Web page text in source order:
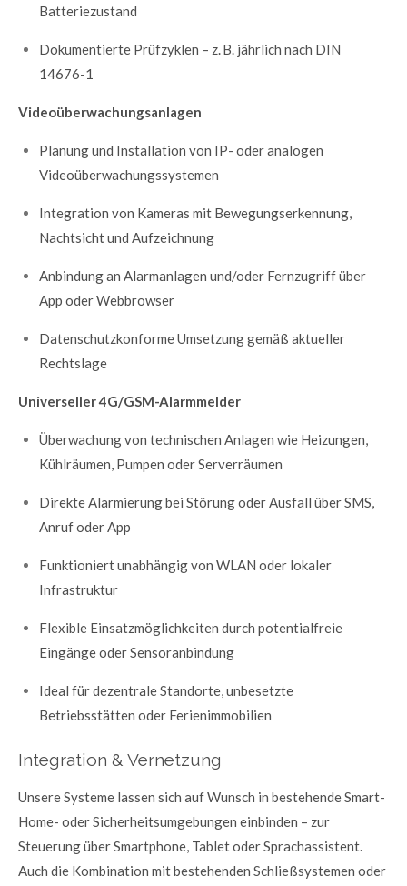
Batteriezustand
Dokumentierte Prüfzyklen – z. B. jährlich nach DIN
14676-1
Videoüberwachungsanlagen
Planung und Installation von IP- oder analogen
Videoüberwachungssystemen
Integration von Kameras mit Bewegungserkennung,
Nachtsicht und Aufzeichnung
Anbindung an Alarmanlagen und/oder Fernzugriff über
App oder Webbrowser
Datenschutzkonforme Umsetzung gemäß aktueller
Rechtslage
Universeller 4G/GSM-Alarmmelder
Überwachung von technischen Anlagen wie Heizungen,
Kühlräumen, Pumpen oder Serverräumen
Direkte Alarmierung bei Störung oder Ausfall über SMS,
Anruf oder App
Funktioniert unabhängig von WLAN oder lokaler
Infrastruktur
Flexible Einsatzmöglichkeiten durch potentialfreie
Eingänge oder Sensoranbindung
Ideal für dezentrale Standorte, unbesetzte
Betriebsstätten oder Ferienimmobilien
Integration & Vernetzung
Unsere Systeme lassen sich auf Wunsch in bestehende Smart-
Home- oder Sicherheitsumgebungen einbinden – zur
Steuerung über Smartphone, Tablet oder Sprachassistent.
Auch die Kombination mit bestehenden Schließsystemen oder